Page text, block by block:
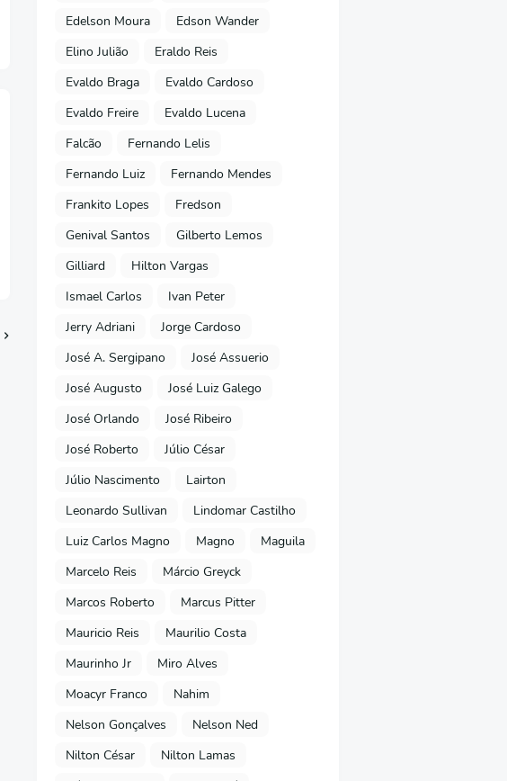
Edelson Moura
Edson Wander
Elino Julião
Eraldo Reis
Evaldo Braga
Evaldo Cardoso
Evaldo Freire
Evaldo Lucena
Falcão
Fernando Lelis
Fernando Luiz
Fernando Mendes
Frankito Lopes
Fredson
Genival Santos
Gilberto Lemos
Gilliard
Hilton Vargas
Ismael Carlos
Ivan Peter
Jerry Adriani
Jorge Cardoso
José A. Sergipano
José Assuerio
José Augusto
José Luiz Galego
José Orlando
José Ribeiro
José Roberto
Júlio César
Júlio Nascimento
Lairton
Leonardo Sullivan
Lindomar Castilho
Luiz Carlos Magno
Magno
Maguila
Marcelo Reis
Márcio Greyck
Marcos Roberto
Marcus Pitter
Mauricio Reis
Maurilio Costa
Maurinho Jr
Miro Alves
Moacyr Franco
Nahim
Nelson Gonçalves
Nelson Ned
Nilton César
Nilton Lamas